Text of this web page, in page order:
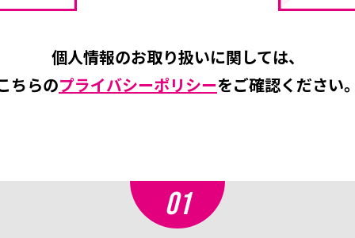
個人情報のお取り扱いに関しては、
ちらのプライバシーポリシーをご確認ください
01